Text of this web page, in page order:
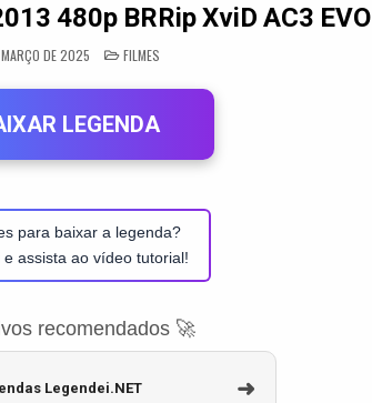
480p BRRip XviD AC3 EVO
DE 2025 POSTED
IN
FILMES
LEGENDA
para baixar a legenda?
e assista ao vídeo tutorial!
recomendados 🚀
Legendei.NET ➜